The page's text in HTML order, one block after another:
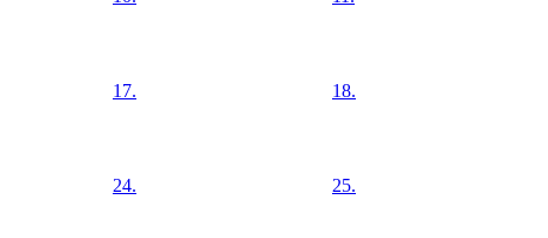
17. 18.
24. 25.